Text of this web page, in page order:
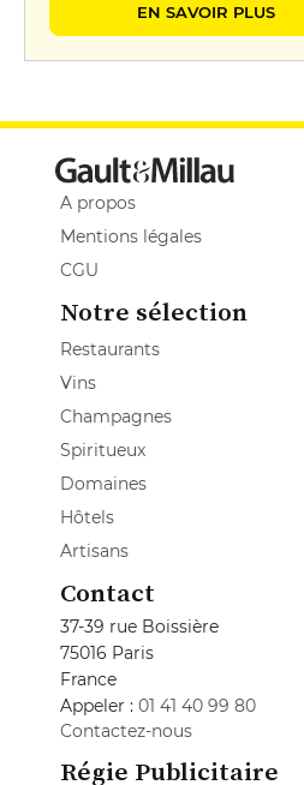
EN SAVOIR PLUS
A propos
Mentions légales
CGU
Notre sélection
Restaurants
Vins
Champagnes
Spiritueux
Domaines
Hôtels
Artisans
Contact
37-39 rue Boissière
75016 Paris
France
Appeler : 01 41 40 99 80
Contactez-nous
Régie Publicitaire